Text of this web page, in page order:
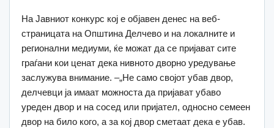
На Јавниот конкурс кој е објавен денес на веб-
страницата на Општина Делчево и на локалните и
регионални медиуми, ќе можат да се пријават сите
граѓани кои ценат дека нивното дворно уредување
заслужува внимание. –„Не само својот убав двор,
делчевци ја имаат можноста да пријават убаво
уреден двор и на сосед или пријател, односно семеен
двор на било кого, а за кој двор сметаат дека е убав.